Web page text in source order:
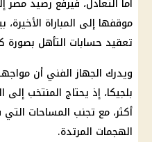
موقفها إلى المباراة
تعقيد حسابات التأهل بصورة
ويدرك الجهاز الفني أن
بلجيكا، إذ يحتاج المنتخب
أكثر، مع تجنب المساحات
الهجمات المرتدة.